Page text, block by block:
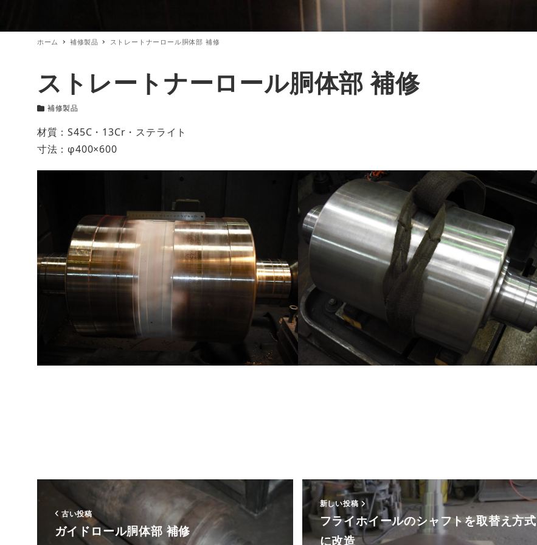
ホーム 補修製品 ストレートナーロール胴体部 補修
ストレートナーロール胴体部 補修
カテゴリー
補修製品
材質：S45C・13Cr・ステライト
寸法：φ400×600
古い投稿
ガイドロール胴体部 補修
新しい投稿
フライホイールのシャフトを取替え方式
に改造